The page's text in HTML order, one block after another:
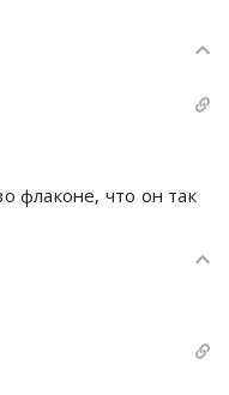
флаконе, что он так